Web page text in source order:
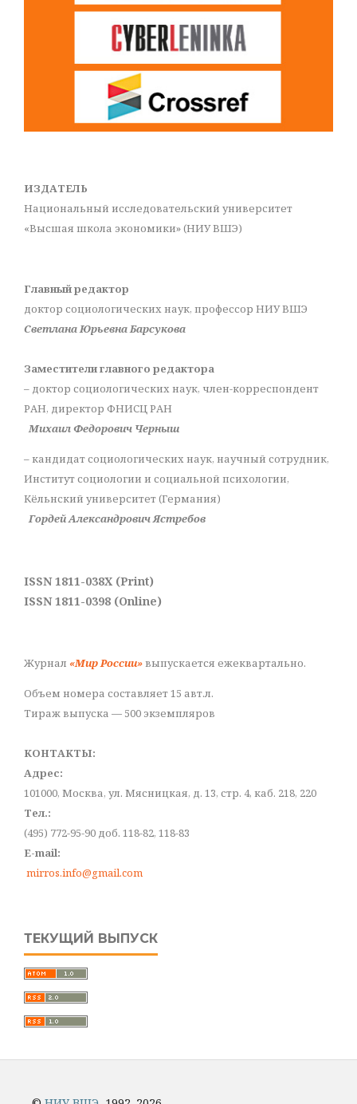
ИЗДАТЕЛЬ
Национальный исследовательский университет
«Высшая школа экономики» (НИУ ВШЭ)
Главный редактор
доктор социологических наук, профессор НИУ ВШЭ
Светлана Юрьевна Барсукова
Заместители главного редактора
– доктор социологических наук, член-корреспондент
РАН, директор ФНИСЦ РАН
Михаил Федорович Черныш
– кандидат социологических наук, научный сотрудник,
Институт социологии и социальной психологии,
Кёльнский университет (Германия)
Гордей Александрович Ястребов
ISSN 1811-038X (Print)
ISSN 1811-0398 (Online)
Журнал «Мир России»выпускается ежеквартально.
Объем номера составляет 15 авт.л.
Тираж выпуска — 500 экземпляров
КОНТАКТЫ:
Адрес:
101000, Москва, ул. Мясницкая, д. 13, стр. 4, каб. 218, 220
Тел.:
(495) 772-95-90 доб. 118-82, 118-83
E-mail:
mirros.info@gmail.com
ТЕКУЩИЙ ВЫПУСК